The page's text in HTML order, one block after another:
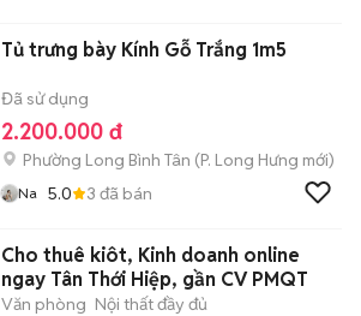
Tủ trưng bày Kính Gỗ Trắng 1m5
Đã sử dụng
2.200.000 đ
Phường Long Bình Tân (P. Long Hưng mới)
Na 5.0 3 đã bán
Cho thuê kiôt, Kinh doanh online
ngay Tân Thới Hiệp, gần CV PMQT
Văn phòng Nội thất đầy đủ